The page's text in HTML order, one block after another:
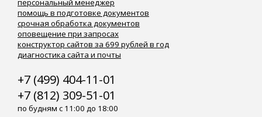
персональный менеджер
помощь в подготовке документов
срочная обработка документов
оповещение при запросах
конструктор сайтов за 699 рублей в год
диагностика сайта и почты
+7 (499) 404-11-01
+7 (812) 309-51-01
по будням с 11:00 до 18:00